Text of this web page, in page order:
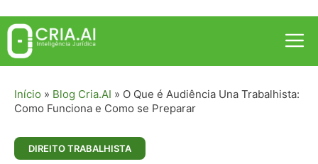
Pular
para
conteúdo
Início » Blog Cria.AI » O Que é Audiência Una Trabalhista:
Como Funciona e Como se Preparar
DIREITO TRABALHISTA